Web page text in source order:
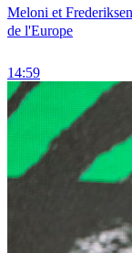
Meloni et
de l'Europe
14:59